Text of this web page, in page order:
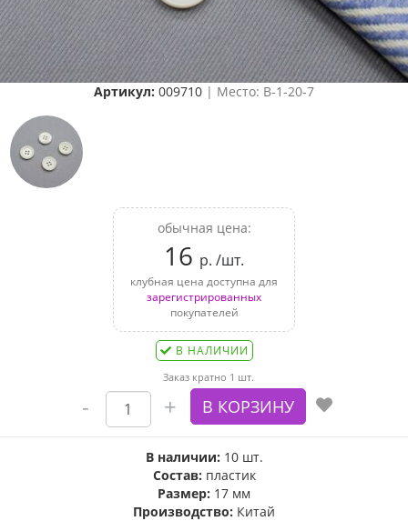
Артикул: 009710 | Место: B-1-20-7
обычная цена:
16 р. /шт.
клубная цена доступна для
зарегистрированных
покупателей
В НАЛИЧИИ
Заказ кратно 1 шт.
В наличии: 10 шт.
Состав: пластик
Размер: 17 мм
Производство: Китай